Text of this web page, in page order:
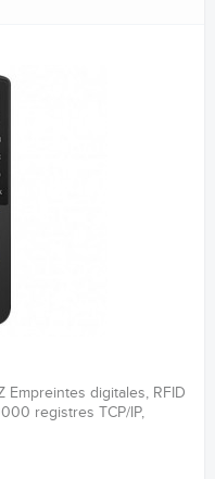
Empreintes digitales, RFID
registres TCP/IP,